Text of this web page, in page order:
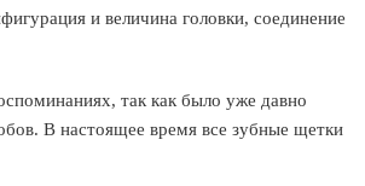
и величина головки, соединение
так как было уже давно
В настоящее время все зубные щетки